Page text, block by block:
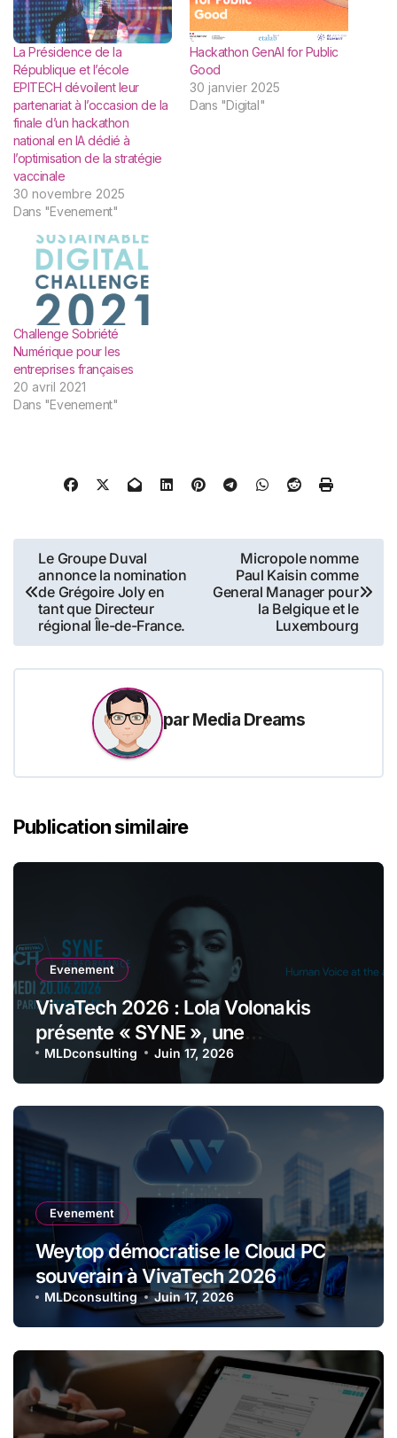
La Présidence de la
République et l’école
EPITECH dévoilent leur
partenariat à l’occasion de la
finale d’un hackathon
national en IA dédié à
l’optimisation de la stratégie
vaccinale
30 novembre 2025
Dans "Evenement"
Hackathon GenAI for Public
Good
30 janvier 2025
Dans "Digital"
Challenge Sobriété
Numérique pour les
entreprises françaises
20 avril 2021
Dans "Evenement"
Navigation
de
l’article
Le Groupe Duval
annonce la nomination
de Grégoire Joly en
tant que Directeur
régional Île-de-France.
Micropole nomme
Paul Kaisin comme
General Manager pour
la Belgique et le
Luxembourg
parMedia Dreams
Publication similaire
Evenement
VivaTech 2026 : Lola Volonakis
présente « SYNE », une
performance immersive entre voix
lyrique et intelligence artificielle
MLDconsulting Juin 17, 2026
Evenement
Weytop démocratise le Cloud PC
souverain à VivaTech 2026
MLDconsulting Juin 17, 2026